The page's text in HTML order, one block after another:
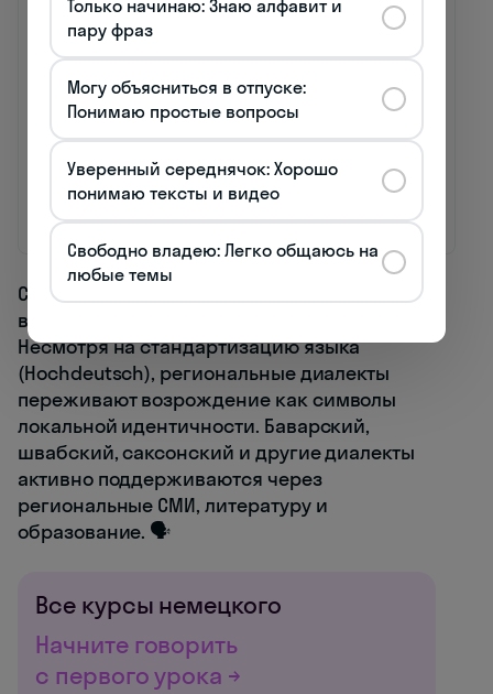
форма
нейтральная
Studenten
Student*innen /
Studierende
Студенты
Lehrer
Lehrer:innen /
Lehrkräfte
Bürger
Bürger_innen /
Bürgerschaft
Граждане
Kollegen Коллеги
Сохранение диалектов также становится
важным аспектом культурной самобытности.
Несмотря на стандартизацию языка
(Hochdeutsch), региональные диалекты
переживают возрождение как символы
локальной идентичности. Баварский,
швабский, саксонский и другие диалекты
активно поддерживаются через
региональные СМИ, литературу и
образование. 🗣️
Все курсы немецкого
Начните говорить
с первого урока →
Только начинаю: Знаю алфавит и
пару фраз
Могу объясниться в отпуске:
Понимаю простые вопросы
Уверенный середнячок: Хорошо
понимаю тексты и видео
Свободно владею: Легко общаюсь на
любые темы